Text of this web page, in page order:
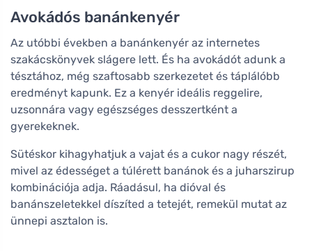
Avokádós banánkenyér
Az utóbbi években a banánkenyér az internetes
szakácskönyvek slágere lett. És ha avokádót adunk a
tésztához, még szaftosabb szerkezetet és táplálóbb
eredményt kapunk. Ez a kenyér ideális reggelire,
uzsonnára vagy egészséges desszertként a
gyerekeknek.
Sütéskor kihagyhatjuk a vajat és a cukor nagy részét,
mivel az édességet a túlérett banánok és a juharszirup
kombinációja adja. Ráadásul, ha dióval és
banánszeletekkel díszíted a tetejét, remekül mutat az
ünnepi asztalon is.